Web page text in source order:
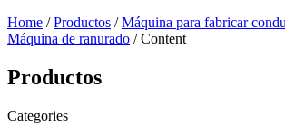
Home /Productos /Máquina para fabricar
Máquina de ranurado / Content
Productos
Categories